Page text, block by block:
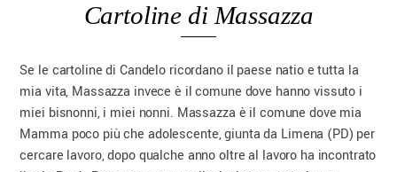
Cartoline di Massazza
Se le cartoline di Candelo ricordano il paese natio e tutta la
mia vita, Massazza invece è il comune dove hanno vissuto i
miei bisnonni, i miei nonni. Massazza è il comune dove mia
Mamma poco più che adolescente, giunta da Limena (PD) per
cercare lavoro, dopo qualche anno oltre al lavoro ha incontrato